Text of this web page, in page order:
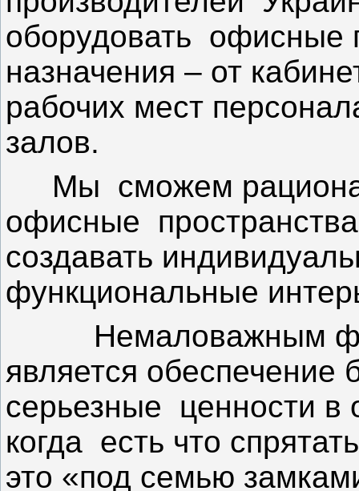
оборудовать офисные
назначения – от
рабочих мест
залов.
Мы сможем
офисные
создавать
функциональные
Немаловажным
является обеспечение
серьезные
ценности в
когда есть что
это «под семью